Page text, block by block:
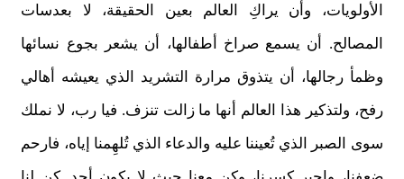
الأولويات، وأن يراكِ العالم بعين الحقيقة، لا بعدسات
المصالح. أن يسمع صراخ أطفالها، أن يشعر بجوع نسائها
وظمأ رجالها، أن يتذوق مرارة التشريد الذي يعيشه أهالي
رفح، ولتذكير هذا العالم أنها ما زالت تنزف. فيا رب، لا نملك
سوى الصبر الذي تُعيننا عليه والدعاء الذي تُلهِمنا إياه، فارحم